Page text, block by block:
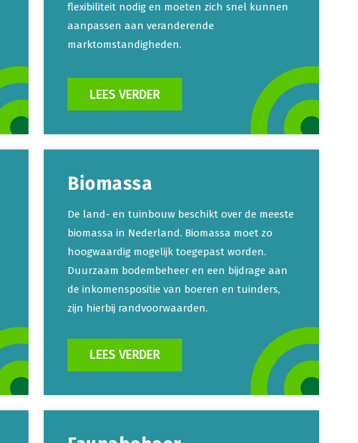
flexibiliteit nodig en moeten zich snel kunnen
aanpassen aan veranderende
marktomstandigheden.
LEES VERDER
Biomassa
De land- en tuinbouw beschikt over de meeste
biomassa in Nederland. Biomassa moet zo
hoogwaardig mogelijk toegepast worden.
Duurzaam bodembeheer en een bijdrage aan
de inkomenspositie van boeren en tuinders,
zijn hierbij randvoorwaarden.
LEES VERDER